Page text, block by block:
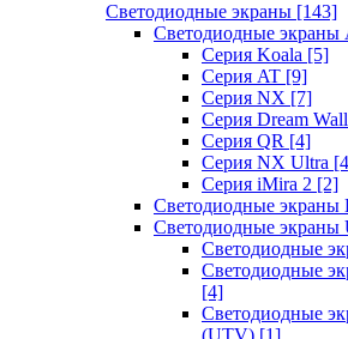
Светодиодные экраны [143]
Светодиодные экраны
Cерия Koala [5]
Серия AT [9]
Серия NX [7]
Серия Dream Wall
Серия QR [4]
Серия NX Ultra
Серия iMira 2 [2]
Светодиодные экраны
Светодиодные экраны
Светодиодные
Светодиодные
[4]
Светодиодные
(UTV) [1]